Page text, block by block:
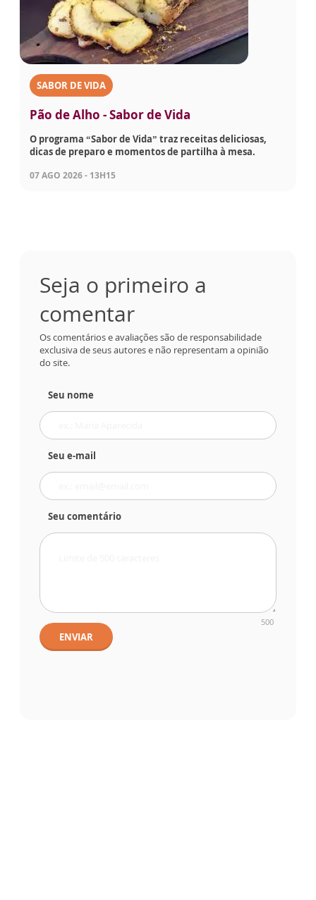
SABOR DE VIDA
Pão de Alho - Sabor de Vida
O programa “Sabor de Vida” traz receitas deliciosas,
dicas de preparo e momentos de partilha à mesa.
07 AGO 2026 - 13H15
Seja o primeiro a
comentar
Os comentários e avaliações são de responsabilidade
exclusiva de seus autores e não representam a opinião
do site.
Seu nome
Seu e-mail
Seu comentário
500
ENVIAR